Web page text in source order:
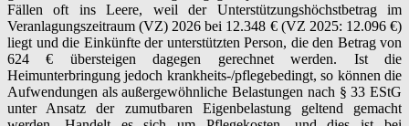
Fällen oft ins Leere, weil der Unterstützungshöchstbetrag im
Veranlagungszeitraum (VZ) 2026 bei 12.348 € (VZ 2025: 12.096 €)
liegt und die Einkünfte der unterstützten Person, die den Betrag von
624 € übersteigen dagegen gerechnet werden. Ist die
Heimunterbringung jedoch krankheits-/pflegebedingt, so können die
Aufwendungen als außergewöhnliche Belastungen nach § 33 EStG
unter Ansatz der zumutbaren Eigenbelastung geltend gemacht